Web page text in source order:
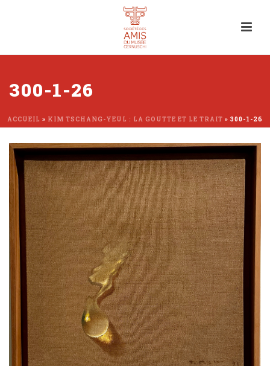
300-1-26
ACCUEIL » KIM TSCHANG-YEUL : LA GOUTTE ET LE TRAIT » 300-1-26